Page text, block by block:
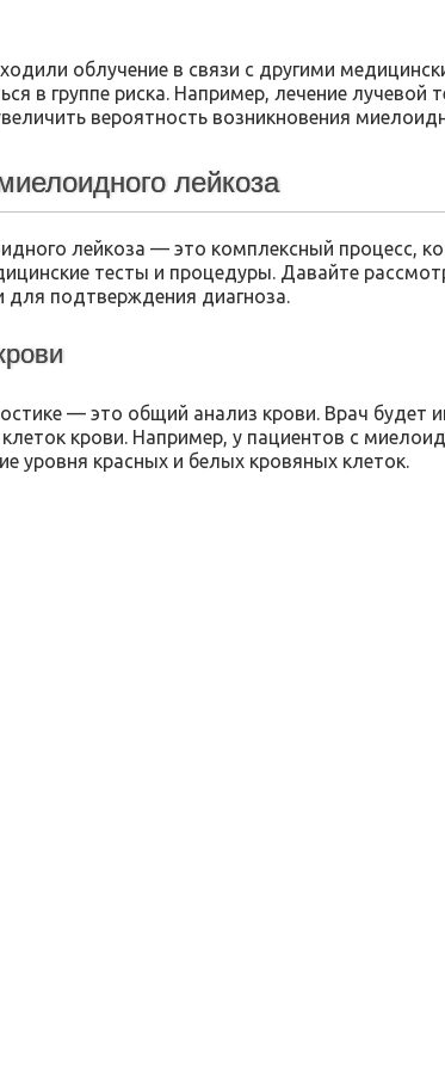
облучение в связи с другими
в группе риска. Например, лечение лучевой
вероятность возникновения
лейкоза
лейкоза — это комплексный процесс,
тесты и процедуры. Давайте
для подтверждения диагноза.
— это общий анализ крови. Врач будет
крови. Например, у пациентов с
уровня красных и белых кровяных клеток.